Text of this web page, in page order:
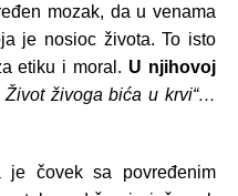
mozak, da u venama
je nosioc života. To isto
etiku i moral. U njihovoj
Život živoga bića u krvi“…
čovek sa povređenim